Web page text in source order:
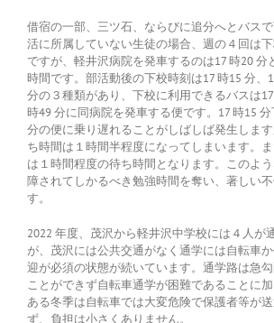
借宿の一部、三ツ石、ならびに追分へとバス
活に所属していない生徒の場合、週の４回は
ですが、軽井沢病院を発車するのは17 時20 分
時間です。部活動後の下校時刻は17 時15 分、
分の３種類があり、下校に利用できるバスは
時49 分に同病院を発車する便です。17 時15
分の便に乗り遅れることがしばしば発生しま
ち時間は１時間半程度になってしまいます。
は１時間程度の待ち時間となります。このよ
障されてしかるべき勉強時間を奪い、著しい
す。
2022 年度、茂沢から軽井沢中学校には４人が
が、茂沢には公共交通がなく通学には自転車
迎が必須の状態が続いています。通学路は急
ことができず自転車通学が困難であることに
ある冬季は自転車では大変危険で保護者等が
ず、負担は小さくありません。